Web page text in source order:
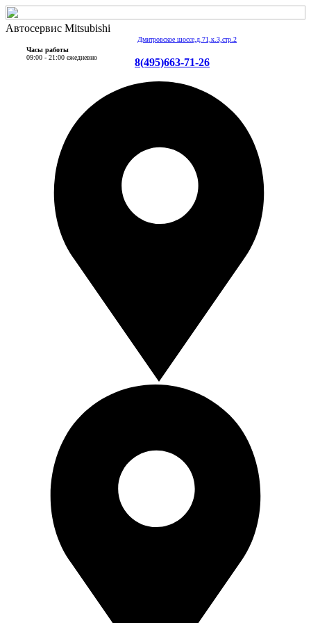
Автосервис Mitsubishi
Дмитровское шоссе,д.71,к.3,стр.2
Часы работы
09:00 - 21:00 ежедневно
8(495)663-71-26